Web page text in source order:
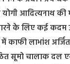
योगी आदित्यनाथ
के लिए कई कदम
में काफी लाभांश
सूमो चालाक दल